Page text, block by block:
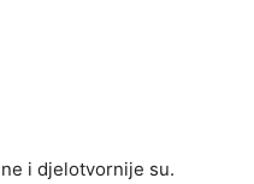
i djelotvornije su.